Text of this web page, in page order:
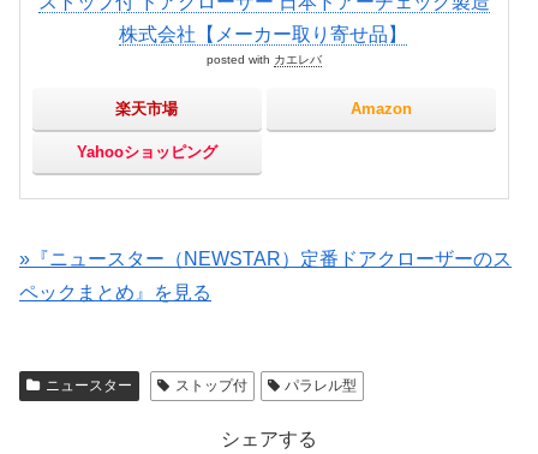
株式会社【メーカー取り寄せ品】
posted with カエレバ
楽天市場 Amazon
Yahooショッピング
»『ニュースター（NEWSTAR）定番ドアクローザーのス
ペックまとめ』を見る
ニュースター ストップ付 パラレル型
シェアする